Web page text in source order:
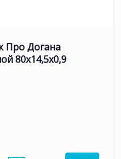
Про Догана
80x14,5x0,9